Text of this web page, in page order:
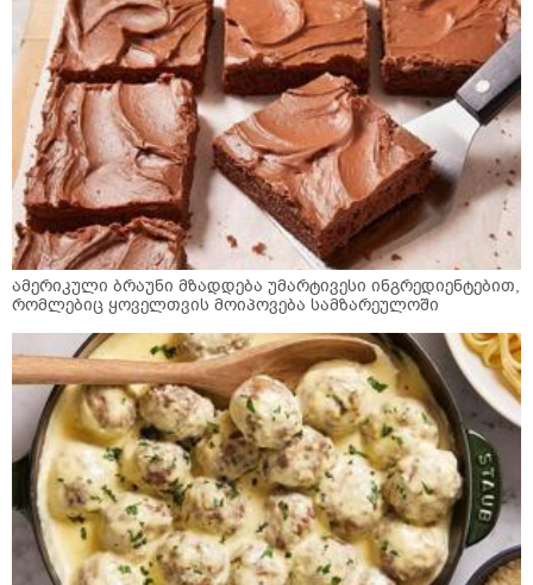
ამერიკული ბრაუნი მზადდება უმარტივესი ინგრედიენტებით,
რომლებიც ყოველთვის მოიპოვება სამზარეულოში